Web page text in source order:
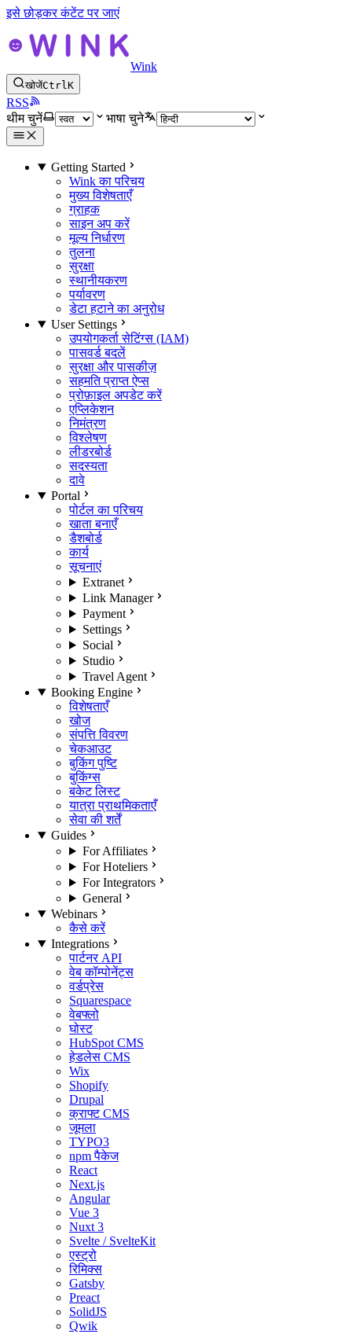
इसे छोड़कर कंटेंट पर जाएं
Wink
खोजेंCtrlK
RSS
थीम चुनें
भाषा चुने
Getting Started
Wink का परिचय
मुख्य विशेषताएँ
ग्राहक
साइन अप करें
मूल्य निर्धारण
तुलना
सुरक्षा
स्थानीयकरण
पर्यावरण
डेटा हटाने का अनुरोध
User Settings
उपयोगकर्ता सेटिंग्स (IAM)
पासवर्ड बदलें
सुरक्षा और पासकीज़
सहमति प्राप्त ऐप्स
प्रोफ़ाइल अपडेट करें
एप्लिकेशन
निमंत्रण
विश्लेषण
लीडरबोर्ड
सदस्यता
दावे
Portal
पोर्टल का परिचय
खाता बनाएँ
डैशबोर्ड
कार्य
सूचनाएं
Extranet
Link Manager
Payment
Settings
Social
Studio
Travel Agent
Booking Engine
विशेषताएँ
खोज
संपत्ति विवरण
चेकआउट
बुकिंग पुष्टि
बुकिंग्स
बकेट लिस्ट
यात्रा प्राथमिकताएँ
सेवा की शर्तें
Guides
For Affiliates
For Hoteliers
For Integrators
General
Webinars
कैसे करें
Integrations
पार्टनर API
वेब कॉम्पोनेंट्स
वर्डप्रेस
Squarespace
वेबफ्लो
घोस्ट
HubSpot CMS
हेडलेस CMS
Wix
Shopify
Drupal
क्राफ्ट CMS
जूमला
TYPO3
npm पैकेज
React
Next.js
Angular
Vue 3
Nuxt 3
Svelte / SvelteKit
एस्ट्रो
रिमिक्स
Gatsby
Preact
SolidJS
Qwik